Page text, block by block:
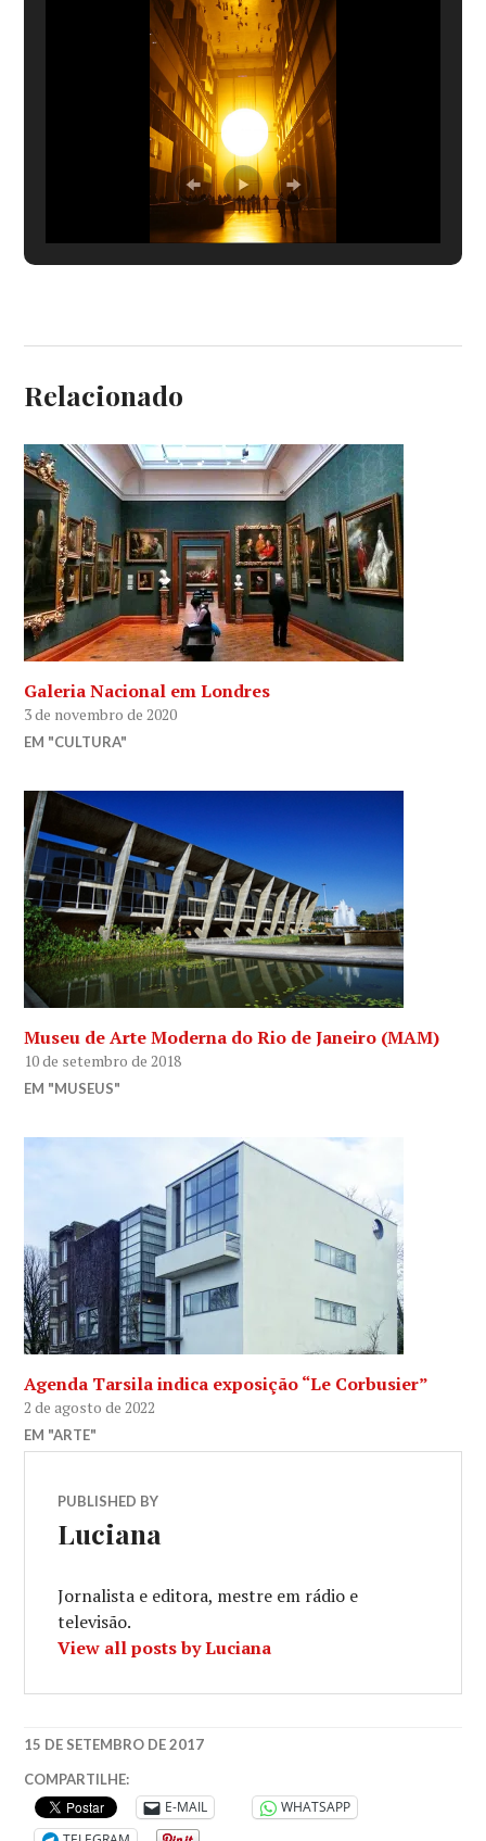
Relacionado
Galeria Nacional em Londres
3 de novembro de 2020
EM "CULTURA"
Museu de Arte Moderna do Rio de Janeiro (MAM)
10 de setembro de 2018
EM "MUSEUS"
Agenda Tarsila indica exposição “Le Corbusier”
2 de agosto de 2022
EM "ARTE"
PUBLISHED BY
Luciana
Jornalista e editora, mestre em rádio e
televisão.
View all posts by Luciana
15 DE SETEMBRO DE 2017
ARTES,
BECODASPALAVRAS,
CULTURA,
COMPARTILHE:
E-MAIL
WHATSAPP